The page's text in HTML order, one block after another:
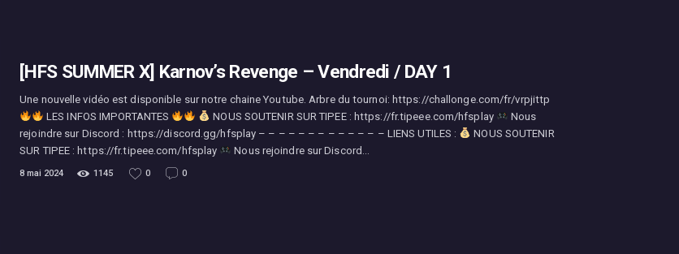
[HFS SUMMER X] Karnov’s Revenge – Vendredi / DAY 1
Une nouvelle vidéo est disponible sur notre chaine Youtube. Arbre du tournoi: https://challonge.com/fr/vrpjittp
LES INFOS IMPORTANTES
NOUS SOUTENIR SUR TIPEE : https://fr.tipeee.com/hfsplay
Nous
rejoindre sur Discord : https://discord.gg/hfsplay – – – – – – – – – – – – – LIENS UTILES :
NOUS SOUTENIR
SUR TIPEE : https://fr.tipeee.com/hfsplay
Nous rejoindre sur Discord…
8 mai 2024 1145 0 0